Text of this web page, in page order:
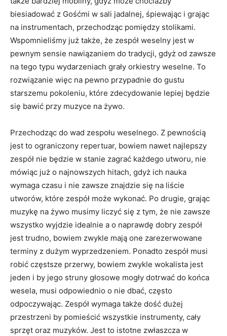
biesiadować z Gośćmi w sali jadalnej, śpiewając i grając
na instrumentach, przechodząc pomiędzy stolikami.
Wspomnieliśmy już także, że zespół weselny jest w
pewnym sensie nawiązaniem do tradycji, gdyż od zawsze
na tego typu wydarzeniach grały orkiestry weselne. To
rozwiązanie więc na pewno przypadnie do gustu
starszemu pokoleniu, które zdecydowanie lepiej będzie
się bawić przy muzyce na żywo.
Przechodząc do wad zespołu weselnego. Z pewnością
jest to ograniczony repertuar, bowiem nawet najlepszy
zespół nie będzie w stanie zagrać każdego utworu, nie
mówiąc już o najnowszych hitach, gdyż ich nauka
wymaga czasu i nie zawsze znajdzie się na liście
utworów, które zespół może wykonać. Po drugie, grając
muzykę na żywo musimy liczyć się z tym, że nie zawsze
wszystko wyjdzie idealnie a o naprawdę dobry zespół
jest trudno, bowiem zwykle mają one zarezerwowane
terminy z dużym wyprzedzeniem. Ponadto zespół musi
robić częstsze przerwy, bowiem zwykle wokalista jest
jeden i by jego struny głosowe mogły dotrwać do końca
wesela, musi odpowiednio o nie dbać, często
odpoczywając. Zespół wymaga także dość dużej
przestrzeni by pomieścić wszystkie instrumenty, cały
sprzęt oraz muzyków. Jest to istotne zwłaszcza w